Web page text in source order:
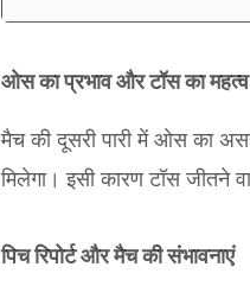
ओस का प्रभाव और टॉस का महत्व
मैच की दूसरी पारी में ओस का
मिलेगा। इसी कारण टॉस जीतने
पिच रिपोर्ट और मैच की संभावनाएं